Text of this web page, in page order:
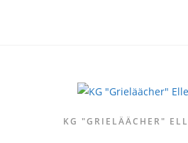
KG "GRIELÄÄCHER"